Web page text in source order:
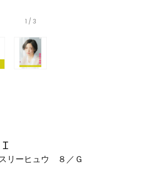
1 / 3
リーヒュウ ８／Ｇ